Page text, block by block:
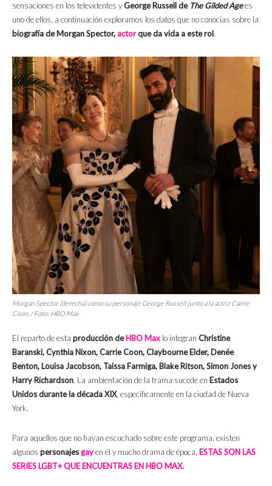
sensaciones en los televidentes yGeorge Russell de The Gilded Agees
uno de ellos, a continuación exploramos los datos que no conocías sobre la
biografía de Morgan Spector, actorque da vida a este rol.
Morgan Spector (derecha) como su personaje George Russell junto a la actriz Carrie
Coon. / Foto: HBO Max
El reparto de esta producción deHBO Max lo integran Christine
Baranski, Cynthia Nixon, Carrie Coon, Claybourne Elder, Denée
Benton, Louisa Jacobson, Taissa Farmiga, Blake Ritson, Simon Jones y
Harry Richardson. La ambientación de la trama sucede en Estados
Unidos durante la década XIX, específicamente en la ciudad de Nueva
York.
Para aquellos que no hayan escuchado sobre este programa, existen
algunos personajesgayen él y mucho drama de época. ESTAS SON LAS
SERIES LGBT+ QUE ENCUENTRAS EN HBO MAX.